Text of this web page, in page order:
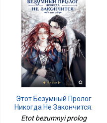
Этот Безумный Пролог
Никогда Не Закончится:
Роман. Т. 1
Etot bezumnyi prolog